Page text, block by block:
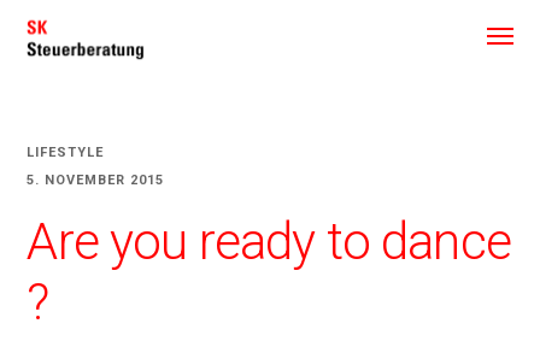
LIFESTYLE
5. NOVEMBER 2015
Are you ready to dance
?